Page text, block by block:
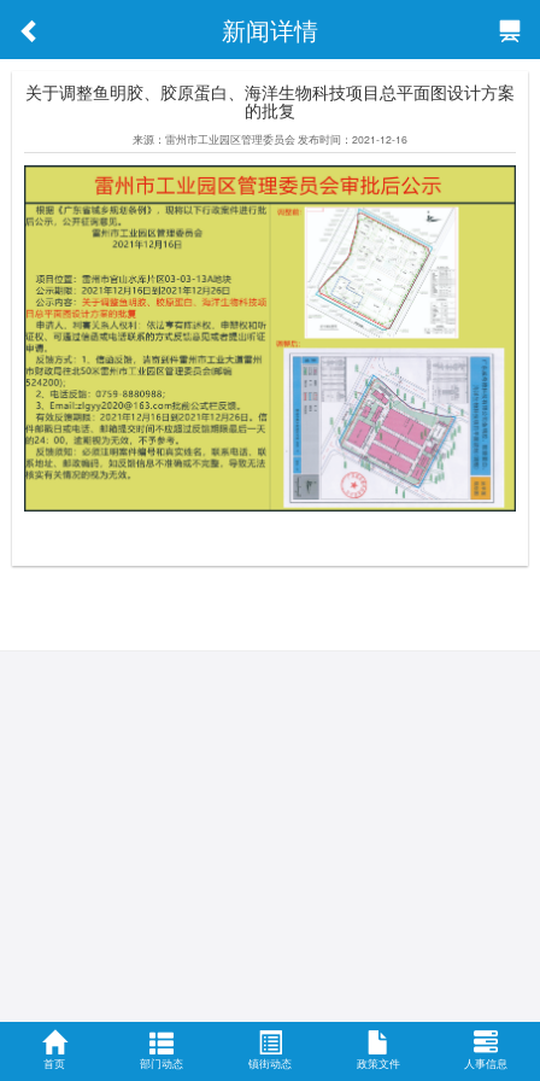
新闻详情
关于调整鱼明胶、胶原蛋白、海洋生物科技项目总平面图设计方案
的批复
来源：雷州市工业园区管理委员会 发布时间：2021-12-16
首页 部门动态 镇街动态 政策文件 人事信息